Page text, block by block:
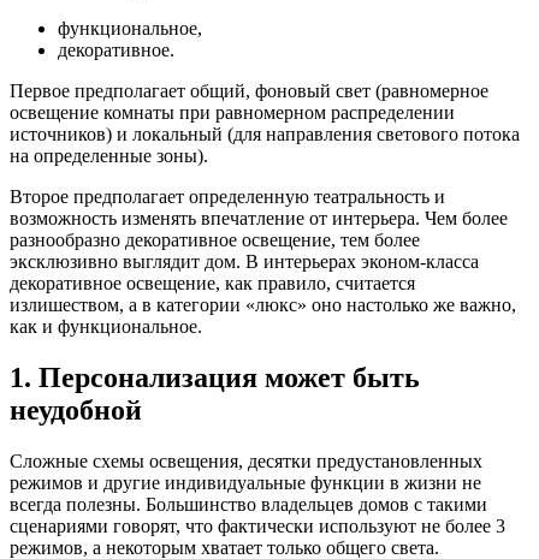
функциональное,
декоративное.
Первое предполагает общий, фоновый свет (равномерное
освещение комнаты при равномерном распределении
источников) и локальный (для направления светового потока
на определенные зоны).
Второе предполагает определенную театральность и
возможность изменять впечатление от интерьера. Чем более
разнообразно декоративное освещение, тем более
эксклюзивно выглядит дом. В интерьерах эконом-класса
декоративное освещение, как правило, считается
излишеством, а в категории «люкс» оно настолько же важно,
как и функциональное.
1. Персонализация может быть
неудобной
Сложные схемы освещения, десятки предустановленных
режимов и другие индивидуальные функции в жизни не
всегда полезны. Большинство владельцев домов с такими
сценариями говорят, что фактически используют не более 3
режимов, а некоторым хватает только общего света.